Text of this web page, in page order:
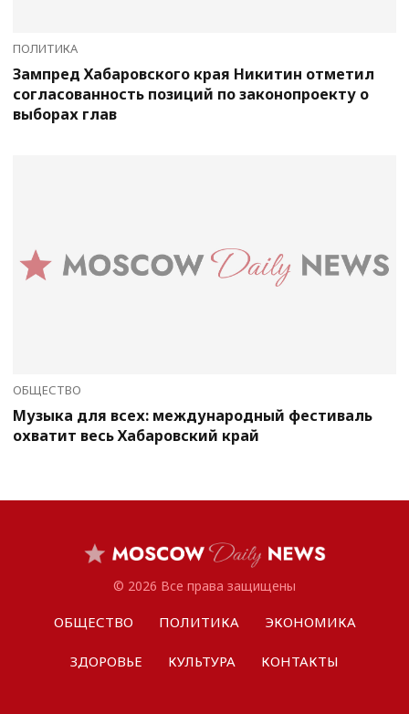
ПОЛИТИКА
Зампред Хабаровского края Никитин отметил
согласованность позиций по законопроекту о
выборах глав
ОБЩЕСТВО
Музыка для всех: международный фестиваль
охватит весь Хабаровский край
© 2026 Все права защищены
ОБЩЕСТВО ПОЛИТИКА ЭКОНОМИКА
ЗДОРОВЬЕ КУЛЬТУРА КОНТАКТЫ